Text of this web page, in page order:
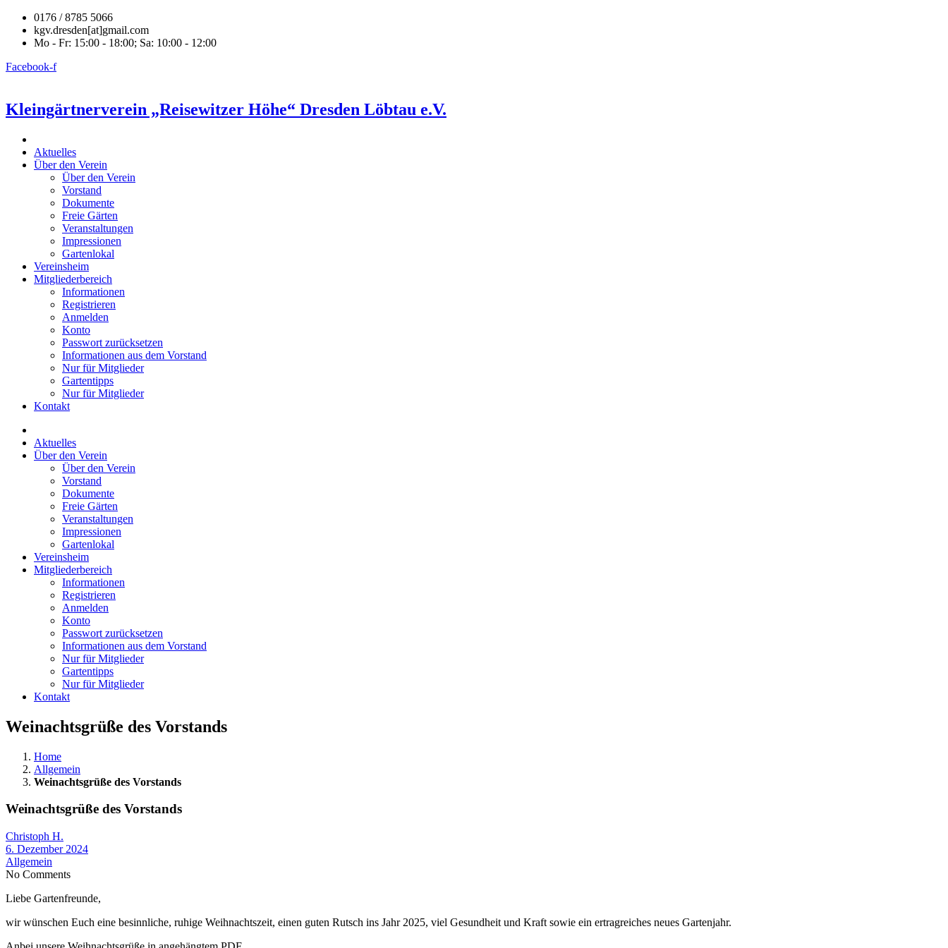
0176 / 8785 5066
kgv.dresden[at]gmail.com
Mo - Fr: 15:00 - 18:00; Sa: 10:00 - 12:00
Facebook-f
Kleingärtnerverein „Reisewitzer Höhe“ Dresden Löbtau e.V.
Aktuelles
Über den Verein
Über den Verein
Vorstand
Dokumente
Freie Gärten
Veranstaltungen
Impressionen
Gartenlokal
Vereinsheim
Mitgliederbereich
Informationen
Registrieren
Anmelden
Konto
Passwort zurücksetzen
Informationen aus dem Vorstand
Nur für Mitglieder
Gartentipps
Nur für Mitglieder
Kontakt
Aktuelles
Über den Verein
Über den Verein
Vorstand
Dokumente
Freie Gärten
Veranstaltungen
Impressionen
Gartenlokal
Vereinsheim
Mitgliederbereich
Informationen
Registrieren
Anmelden
Konto
Passwort zurücksetzen
Informationen aus dem Vorstand
Nur für Mitglieder
Gartentipps
Nur für Mitglieder
Kontakt
Weinachtsgrüße des Vorstands
Home
Allgemein
Weinachtsgrüße des Vorstands
Weinachtsgrüße des Vorstands
Christoph H.
6. Dezember 2024
Allgemein
No Comments
Liebe Gartenfreunde,
wir wünschen Euch eine besinnliche, ruhige Weihnachtszeit, einen guten Rutsch ins Jahr 2025, viel Gesundheit und Kraft sowie ein ertragreiches neues Gartenjahr.